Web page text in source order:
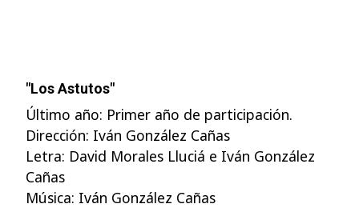
"Los Astutos"
Último año: Primer año de participación.
Dirección: Iván González Cañas
Letra: David Morales Lluciá e Iván González
Cañas
Música: Iván González Cañas